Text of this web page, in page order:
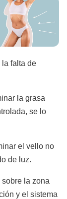
falta de
la grasa
se lo
el vello no
de luz.
la zona
y el sistema